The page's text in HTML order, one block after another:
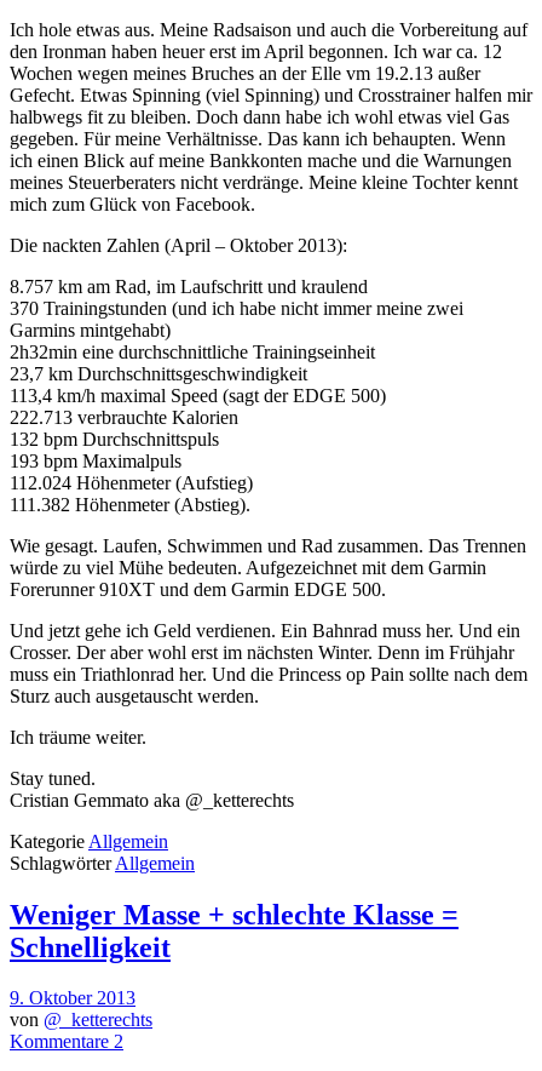
Ich hole etwas aus. Meine Radsaison und auch die Vorbereitung auf
den Ironman haben heuer erst im April begonnen. Ich war ca. 12
Wochen wegen meines Bruches an der Elle vm 19.2.13 außer
Gefecht. Etwas Spinning (viel Spinning) und Crosstrainer halfen mir
halbwegs fit zu bleiben. Doch dann habe ich wohl etwas viel Gas
gegeben. Für meine Verhältnisse. Das kann ich behaupten. Wenn
ich einen Blick auf meine Bankkonten mache und die Warnungen
meines Steuerberaters nicht verdränge. Meine kleine Tochter kennt
mich zum Glück von Facebook.
Die nackten Zahlen (April – Oktober 2013):
8.757 km am Rad, im Laufschritt und kraulend
370 Trainingstunden (und ich habe nicht immer meine zwei
Garmins mintgehabt)
2h32min eine durchschnittliche Trainingseinheit
23,7 km Durchschnittsgeschwindigkeit
113,4 km/h maximal Speed (sagt der EDGE 500)
222.713 verbrauchte Kalorien
132 bpm Durchschnittspuls
193 bpm Maximalpuls
112.024 Höhenmeter (Aufstieg)
111.382 Höhenmeter (Abstieg).
Wie gesagt. Laufen, Schwimmen und Rad zusammen. Das Trennen
würde zu viel Mühe bedeuten. Aufgezeichnet mit dem Garmin
Forerunner 910XT und dem Garmin EDGE 500.
Und jetzt gehe ich Geld verdienen. Ein Bahnrad muss her. Und ein
Crosser. Der aber wohl erst im nächsten Winter. Denn im Frühjahr
muss ein Triathlonrad her. Und die Princess op Pain sollte nach dem
Sturz auch ausgetauscht werden.
Ich träume weiter.
Stay tuned.
Cristian Gemmato aka @_ketterechts
Kategorie Allgemein
SchlagwörterAllgemein
Weniger Masse + schlechte Klasse =
Schnelligkeit
9. Oktober 2013
von @_ketterechts
Kommentare 2